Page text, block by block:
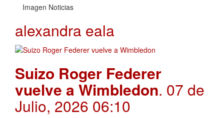
Imagen Noticias
alexandra eala
Suizo Roger Federer
vuelve a Wimbledon. 07 de
Julio, 2026 06:10